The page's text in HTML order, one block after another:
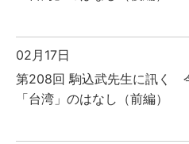
02月17日
第208回 駒込武先生に訊く
「台湾」のはなし（前編）